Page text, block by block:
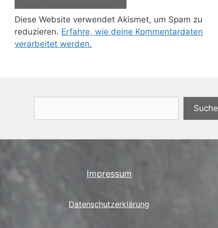
Diese Website verwendet Akismet, um Spam zu
reduzieren. Erfahre, wie deine Kommentardaten
verarbeitet werden.
Impressum
Datenschutzerklärung